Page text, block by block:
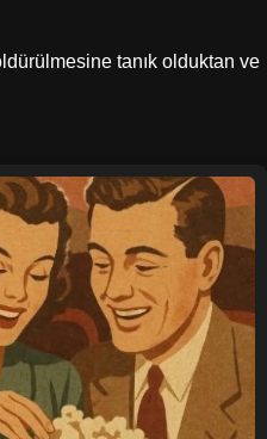
tanık olduktan ve